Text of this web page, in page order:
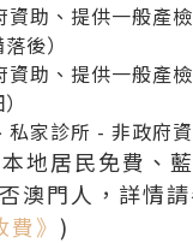
助、提供一般產
後）
助、提供一般產
私家診所 - 非政府
地居民免費、
澳門人，詳情
》 )